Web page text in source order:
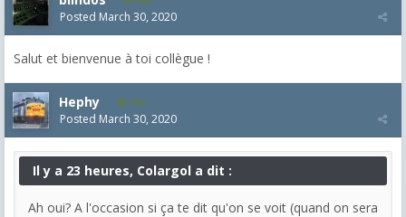
Posted March 30, 2020
Salut et bienvenue à toi collègue !
Hephy 162
Posted March 30, 2020
Il y a 23 heures, Colargol a dit :
Ah oui? A l'occasion si ça te dit qu'on se voit (quand on sera